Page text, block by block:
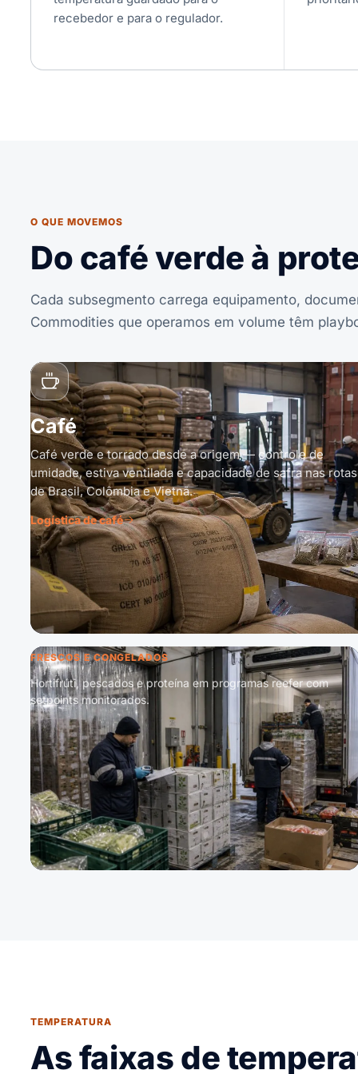
recebedor e para o regulador.
O QUE MOVEMOS
Do café verde à
Cada subsegmento carrega equipamento,
Commodities que operamos em volume têm
Café
Café verde e torrado desde a origem — controle de
umidade, estiva ventilada e capacidade de safra nas rotas
de Brasil, Colômbia e Vietnã.
Logística de café
FRESCOS E CONGELADOS
Hortifrúti, pescados e proteína em programas reefer com
setpoints monitorados.
TEMPERATURA
As faixas de